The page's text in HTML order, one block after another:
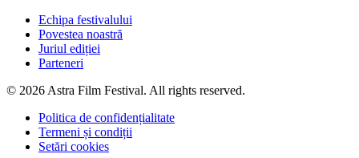
Echipa festivalului
Povestea noastră
Juriul ediției
Parteneri
© 2026 Astra Film Festival. All rights reserved.
Politica de confidențialitate
Termeni și condiții
Setări cookies